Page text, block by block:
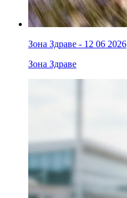
Зона Здраве - 12 06 2026
Зона Здраве